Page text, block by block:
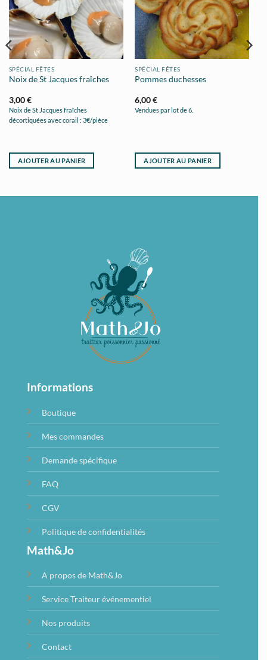
SPÉCIAL FÊTES
Noix de St Jacques fraîches
3,00€
Noix de St Jacques fraîches
décortiquées avec corail : 3€/pièce
AJOUTER AU PANIER
SPÉCIAL FÊTES
Pommes duchesses
6,00€
Vendues par lot de 6.
AJOUTER AU PANIER
Informations
Boutique
Mes commandes
Demande spécifique
FAQ
CGV
Politique de confidentialités
Math&Jo
A propos de Math&Jo
Service Traiteur événementiel
Nos produits
Contact